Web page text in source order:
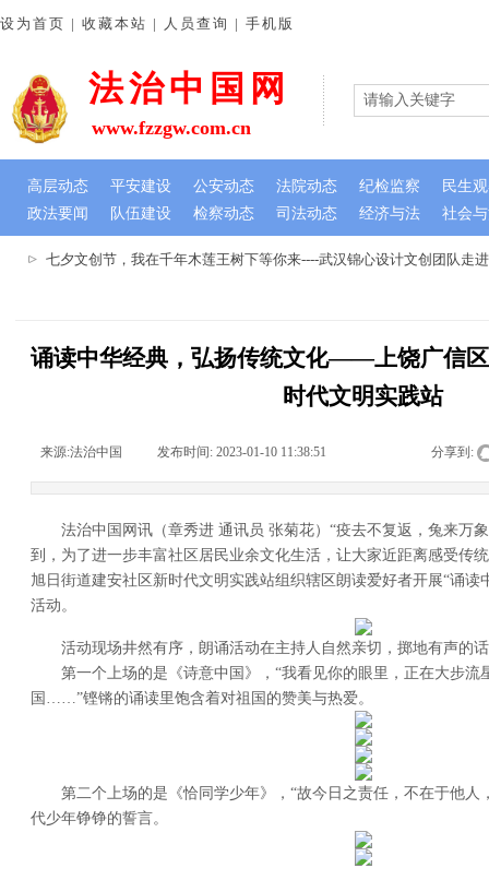
七夕文创节，我在千年木莲王树下等你来----武汉锦心设计文创团队走进
法治中国网
政法要闻 队伍建设 检察动态 司法动态 经济与法 社会
设为首页 | 收藏本站 | 人员查询 | 手机版
www.fzzgw.com.cn
高层动态 平安建设 公安动态 法院动态 纪检监察 民生
诵读中华经典，弘扬传统文化——上饶广信
时代文明实践站
来源:法治中国 发布时间: 2023-01-10 11:38:51 分享到:
法治中国网讯（章秀进 通讯员 张菊花）“疫去不复返，兔来万象
到，为了进一步丰富社区居民业余文化生活，让大家近距离感受传
旭日街道建安社区新时代文明实践站组织辖区朗读爱好者开展“诵读
活动。
活动现场井然有序，朗诵活动在主持人自然亲切，掷地有声的
第一个上场的是《诗意中国》，“我看见你的眼里，正在大步流
国……”铿锵的诵读里饱含着对祖国的赞美与热爱。
第二个上场的是《恰同学少年》，“故今日之责任，不在于他
代少年铮铮的誓言。